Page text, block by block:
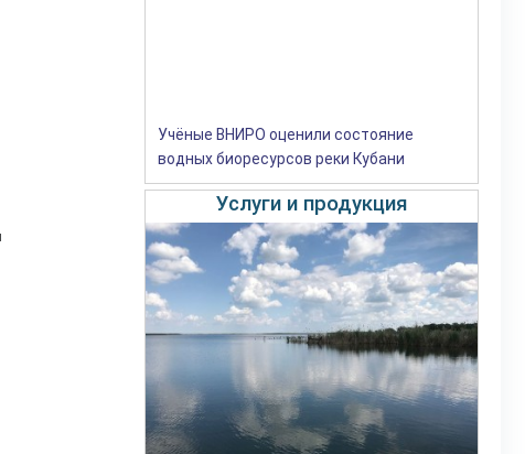
Учёные ВНИРО оценили состояние
водных биоресурсов реки Кубани
Услуги и продукция